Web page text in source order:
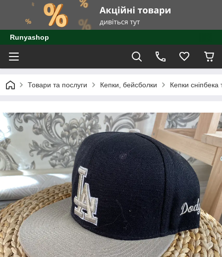
Runyashop
Товари та послуги Кепки, бейсболки Кепки сніпбека